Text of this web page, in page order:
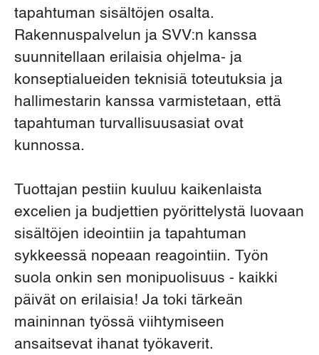
tapahtuman sisältöjen osalta.
Rakennuspalvelun ja SVV:n kanssa
suunnitellaan erilaisia ohjelma- ja
konseptialueiden teknisiä toteutuksia ja
hallimestarin kanssa varmistetaan, että
tapahtuman turvallisuusasiat ovat
kunnossa.
Tuottajan pestiin kuuluu kaikenlaista
excelien ja budjettien pyörittelystä luovaan
sisältöjen ideointiin ja tapahtuman
sykkeessä nopeaan reagointiin. Työn
suola onkin sen monipuolisuus - kaikki
päivät on erilaisia! Ja toki tärkeän
maininnan työssä viihtymiseen
ansaitsevat ihanat työkaverit.